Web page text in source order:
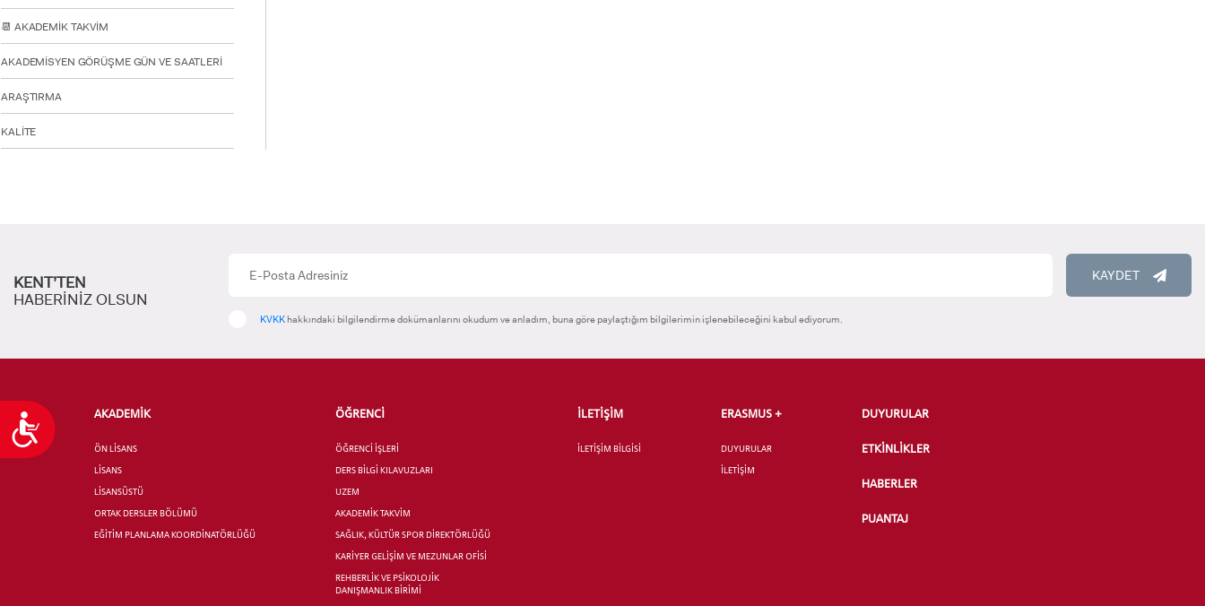
Ulaşılabilirlik
📆 AKADEMİK TAKVİM
AKADEMİSYEN GÖRÜŞME GÜN VE SAATLERİ
ARAŞTIRMA
KALİTE
KENT’TEN
HABERİNİZ OLSUN
KAYDET
KVKK hakkındaki bilgilendirme dokümanlarını okudum ve anladım, buna göre paylaştığım bilgilerimin işlenebileceğini kabul ediyorum.
AKADEMİK
ÖN LİSANS
LİSANS
LİSANSÜSTÜ
ORTAK DERSLER BÖLÜMÜ
EĞİTİM PLANLAMA KOORDİNATÖRLÜĞÜ
ÖĞRENCİ
ÖĞRENCİ İŞLERİ
DERS BİLGİ KILAVUZLARI
UZEM
AKADEMİK TAKVİM
SAĞLIK, KÜLTÜR SPOR DİREKTÖRLÜĞÜ
KARİYER GELİŞİM VE MEZUNLAR OFİSİ
REHBERLİK VE PSİKOLOJİK
DANIŞMANLIK BİRİMİ
İLETİŞİM
İLETİŞİM BİLGİSİ
ERASMUS +
DUYURULAR
İLETİŞİM
DUYURULAR
ETKİNLİKLER
HABERLER
PUANTAJ